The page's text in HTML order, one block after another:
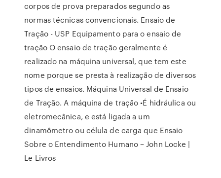
corpos de prova preparados segundo as
normas técnicas convencionais. Ensaio de
Tração - USP Equipamento para o ensaio de
tração O ensaio de tração geralmente é
realizado na máquina universal, que tem este
nome porque se presta à realização de diversos
tipos de ensaios. Máquina Universal de Ensaio
de Tração. A máquina de tração •É hidráulica ou
eletromecânica, e está ligada a um
dinamômetro ou célula de carga que Ensaio
Sobre o Entendimento Humano – John Locke |
Le Livros